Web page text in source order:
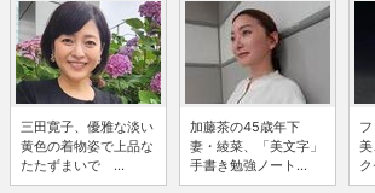
三田寛子、優雅な淡い
黄色の着物姿で上品な
たたずまいで ...
加藤茶の45歳年下
妻・綾菜、「美文字」
手書き勉強ノート...
美